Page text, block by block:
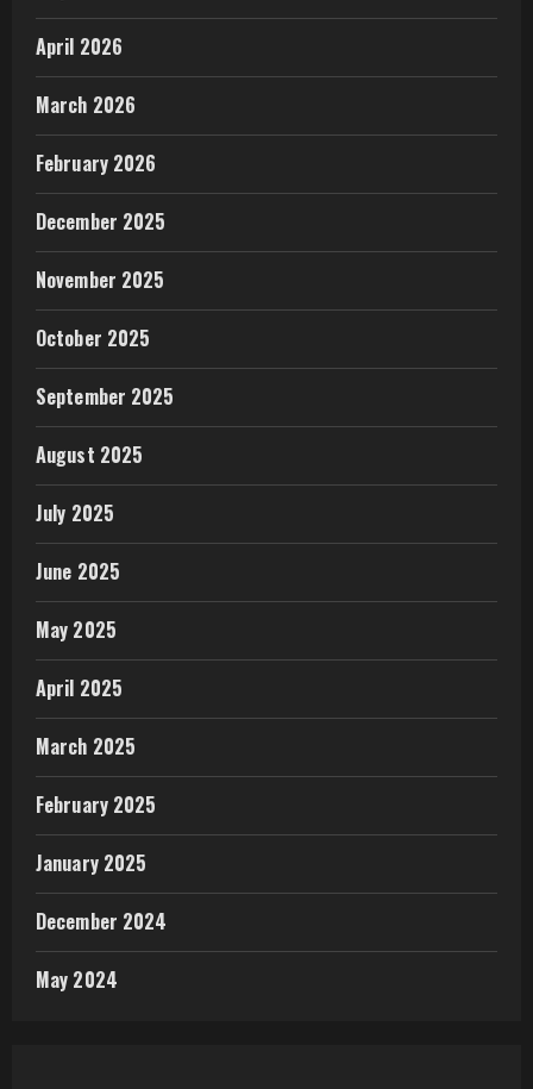
April 2026
March 2026
February 2026
December 2025
November 2025
October 2025
September 2025
August 2025
July 2025
June 2025
May 2025
April 2025
March 2025
February 2025
January 2025
December 2024
May 2024